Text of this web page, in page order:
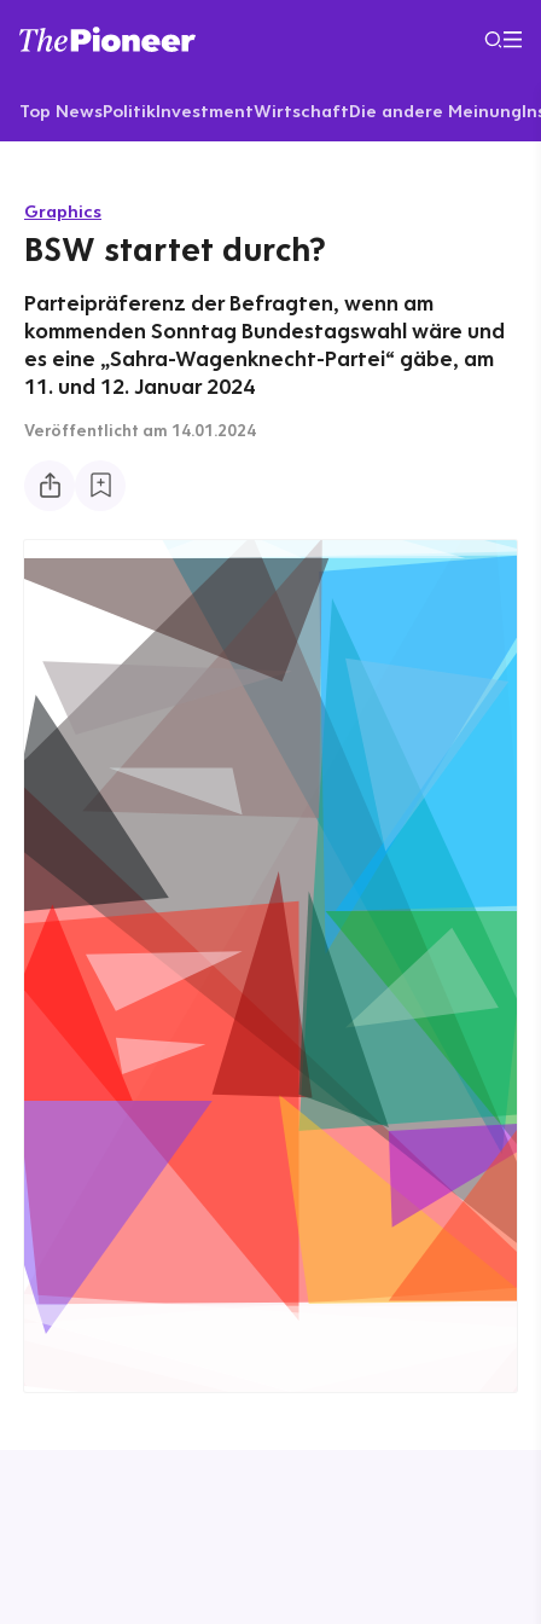
Top NewsPolitikInvestmentWirtschaftDie andere Meinung
Graphics
BSW startet durch?
Parteipräferenz der Befragten, wenn am
kommenden Sonntag Bundestagswahl wäre und
es eine „Sahra-Wagenknecht-Partei“ gäbe, am
11. und 12. Januar 2024
Veröffentlicht am 14.01.2024